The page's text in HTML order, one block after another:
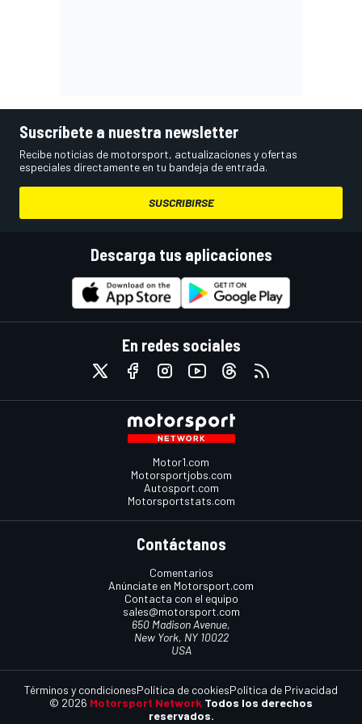
Suscríbete a nuestra newsletter
Recibe noticias de motorsport, actualizaciones y ofertas
especiales directamente en tu bandeja de entrada.
SUSCRIBIRSE
Descarga tus aplicaciones
En redes sociales
Motor1.com
Motorsportjobs.com
Autosport.com
Motorsportstats.com
Contáctanos
Comentarios
Anúnciate en Motorsport.com
Contacta con el equipo
sales@motorsport.com
650 Madison Avenue,
New York, NY 10022
USA
© 2026 Motorsport Network Todos los derechos
reservados.
Términos y condicionesPolítica de cookiesPolítica de Privacidad